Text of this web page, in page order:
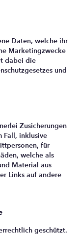
Daten, welche ihr
Marketingzwecke
dabei die
und
Zusicherungen
Fall, inklusive
für
welche als
Material aus
Links auf andere
geschützt.